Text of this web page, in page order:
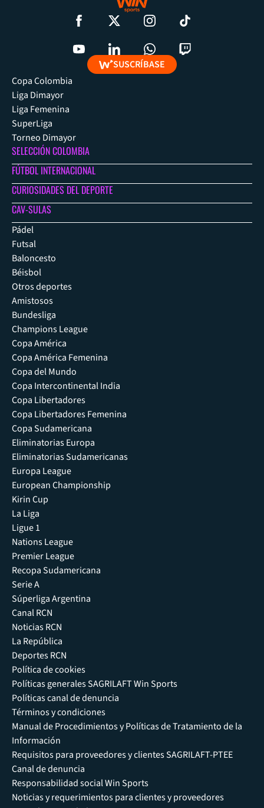
SUSCRÍBASE
Copa Colombia
Liga Dimayor
Liga Femenina
SuperLiga
Torneo Dimayor
SELECCIÓN COLOMBIA
FÚTBOL INTERNACIONAL
CURIOSIDADES DEL DEPORTE
CAV-SULAS
Pádel
Futsal
Baloncesto
Béisbol
Otros deportes
Amistosos
Bundesliga
Champions League
Copa América
Copa América Femenina
Copa del Mundo
Copa Intercontinental India
Copa Libertadores
Copa Libertadores Femenina
Copa Sudamericana
Eliminatorias Europa
Eliminatorias Sudamericanas
Europa League
European Championship
Kirin Cup
La Liga
Ligue 1
Nations League
Premier League
Recopa Sudamericana
Serie A
Súperliga Argentina
Canal RCN
Noticias RCN
La República
Deportes RCN
Política de cookies
Políticas generales SAGRILAFT Win Sports
Políticas canal de denuncia
Términos y condiciones
Manual de Procedimientos y Políticas de Tratamiento de la
Información
Requisitos para proveedores y clientes SAGRILAFT-PTEE
Canal de denuncia
Responsabilidad social Win Sports
Noticias y requerimientos para clientes y proveedores